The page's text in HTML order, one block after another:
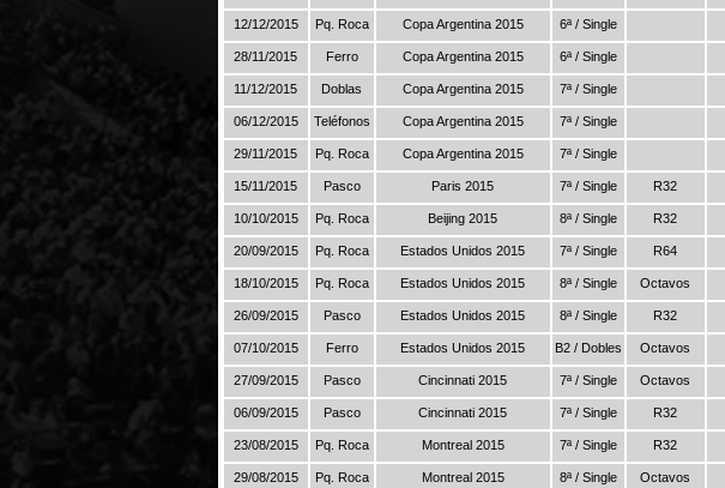
12/12/2015 Pq. Roca Copa Argentina 2015 6ª / Single
28/11/2015 Ferro Copa Argentina 2015 6ª / Single
11/12/2015 Doblas Copa Argentina 2015 7ª / Single
06/12/2015 Teléfonos Copa Argentina 2015 7ª / Single
29/11/2015 Pq. Roca Copa Argentina 2015 7ª / Single
15/11/2015 Pasco Paris 2015 7ª / Single R32
10/10/2015 Pq. Roca Beijing 2015 8ª / Single R32
20/09/2015 Pq. Roca Estados Unidos 2015 7ª / Single R64
18/10/2015 Pq. Roca Estados Unidos 2015 8ª / Single Octavos
26/09/2015 Pasco Estados Unidos 2015 8ª / Single R32
07/10/2015 Ferro Estados Unidos 2015 B2 / Dobles Octavos
27/09/2015 Pasco Cincinnati 2015 7ª / Single Octavos
06/09/2015 Pasco Cincinnati 2015 7ª / Single R32
23/08/2015 Pq. Roca Montreal 2015 7ª / Single R32
29/08/2015 Pq. Roca Montreal 2015 8ª / Single Octavos